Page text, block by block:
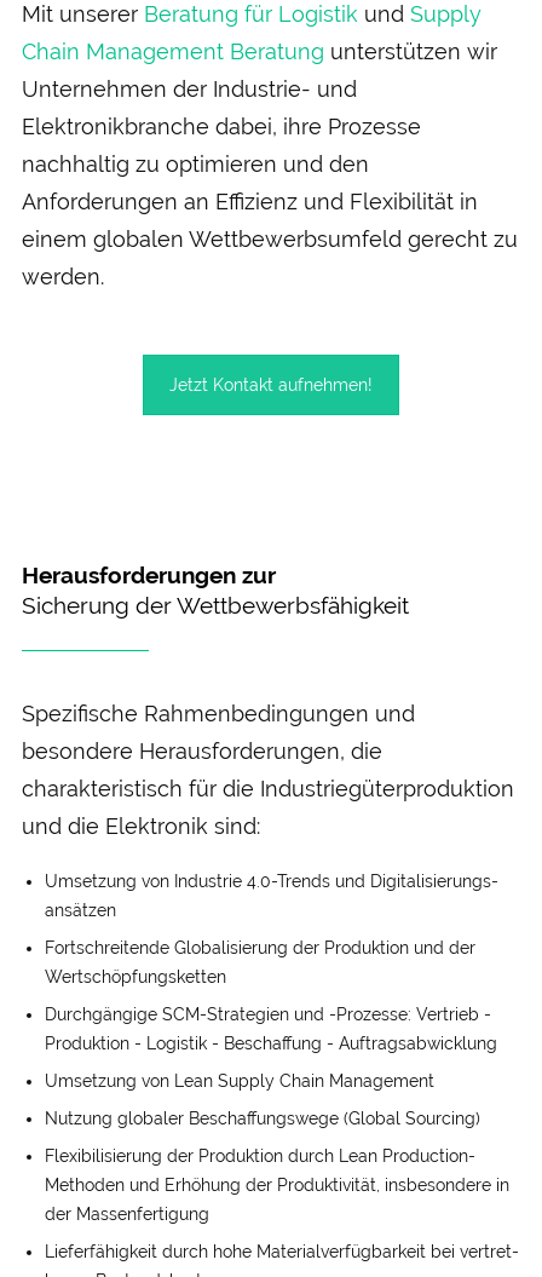
Mit unserer Beratung für Logistikund Supply
Chain Management Beratung unterstützen wir
Unternehmen der Industrie- und
Elektronikbranche dabei, ihre Prozesse
nachhaltig zu optimieren und den
Anforderungen an Effizienz und Flexibilität in
einem globalen Wettbewerbsumfeld gerecht zu
werden.
Jetzt Kontakt aufnehmen!
Herausforderungen zur
Sicherung der Wettbewerbsfähigkeit
Spezifische Rahmenbedingungen und
besondere Herausforderungen, die
charakteristisch für die Industriegüterproduktion
und die Elektronik sind:
Umsetzung von Industrie 4.0-Trends und Digitalisierungs­
ansätzen
Fort­schreitende Globalisierung der Produktion und der
Wertschöpfungs­ketten
Durchgängige SCM-Strategien und -Prozesse: Vertrieb -
Produktion - Logistik - Beschaffung - Auftrags­abwicklung
Umsetzung von Lean Supply Chain Management
Nutzung globaler Beschaffungswege (Global Sourcing)
Flexibili­sierung der Produktion durch Lean Production-
Methoden und Erhöhung der Produktivität, ins­besondere in
der Massen­fertigung
Lieferfähigkeit durch hohe Materialverfügbarkeit bei vertret­